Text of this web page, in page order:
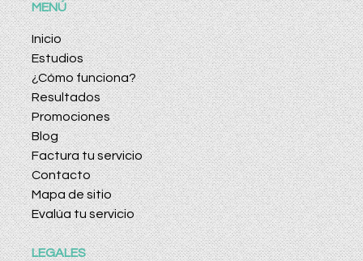
MENÚ
Inicio
Estudios
¿Cómo funciona?
Resultados
Promociones
Blog
Factura tu servicio
Contacto
Mapa de sitio
Evalúa tu servicio
LEGALES